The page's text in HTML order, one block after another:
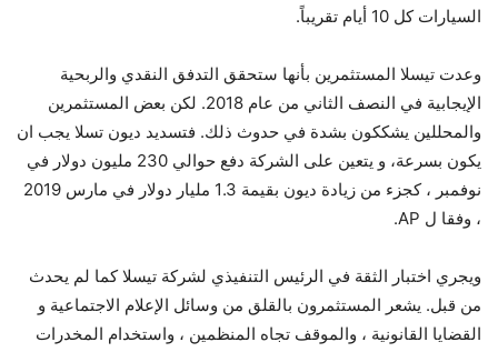
السيارات كل 10 أيام تقريباً.
وعدت تيسلا المستثمرين بأنها ستحقق التدفق النقدي والربحية
الإيجابية في النصف الثاني من عام 2018. لكن بعض المستثمرين
والمحللين يشككون بشدة في حدوث ذلك. فتسديد ديون تسلا يجب ان
يكون بسرعة، و يتعين على الشركة دفع حوالي 230 مليون دولار في
نوفمبر ، كجزء من زيادة ديون بقيمة 1.3 مليار دولار في مارس 2019
، وفقا ل AP.
ويجري اختبار الثقة في الرئيس التنفيذي لشركة تيسلا كما لم يحدث
من قبل. يشعر المستثمرون بالقلق من وسائل الإعلام الاجتماعية و
القضايا القانونية ، والموقف تجاه المنظمين ، واستخدام المخدرات